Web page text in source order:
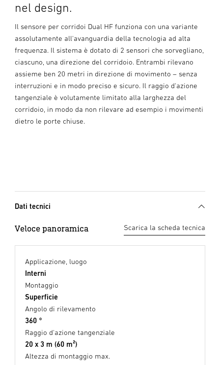
nel design.
Il sensore per corridoi Dual HF funziona con una variante
assolutamente all'avanguardia della tecnologia ad alta
frequenza. Il sistema è dotato di 2 sensori che sorvegliano,
ciascuno, una direzione del corridoio. Entrambi rilevano
assieme ben 20 metri in direzione di movimento – senza
interruzioni e in modo preciso e sicuro. Il raggio d'azione
tangenziale è volutamente limitato alla larghezza del
corridoio, in modo da non rilevare ad esempio i movimenti
dietro le porte chiuse.
Dati tecnici
Veloce panoramica Scarica la scheda tecnica
Applicazione, luogo
Interni
Montaggio
Superficie
Angolo di rilevamento
360 °
Raggio d'azione tangenziale
20 x 3 m (60 m²)
Altezza di montaggio max.